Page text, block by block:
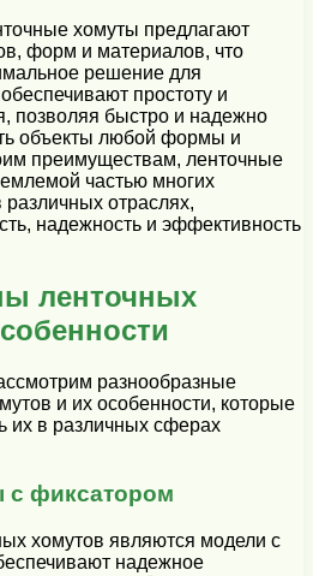
хомуты предлагают
форм и материалов, что
решение для
простоту и
позволяя быстро и надежно
объекты любой формы и
преимуществам, ленточные
частью многих
отраслях,
надежность и эффективность
ленточных
разнообразные
и их особенности, которые
их в различных сферах
с фиксатором
хомутов являются модели с
надежное